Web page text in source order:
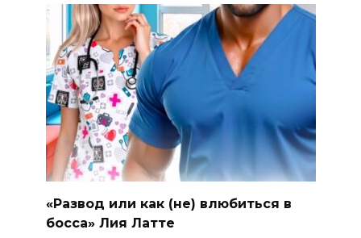
«Развод или как (не) влюбиться в
босса» Лия Латте